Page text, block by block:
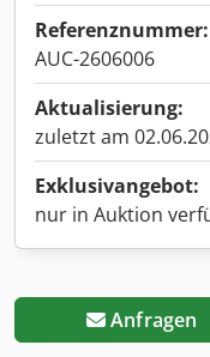
Referenznummer:
AUC-2606006
Aktualisierung:
zuletzt am
Exklusivangebot:
nur in Auktion
Anfragen